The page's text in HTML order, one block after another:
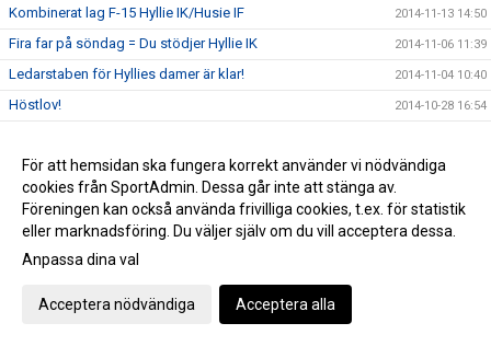
Kombinerat lag F-15 Hyllie IK/Husie IF 2014-11-13 14:50
Fira far på söndag = Du stödjer Hyllie IK 2014-11-06 11:39
Ledarstaben för Hyllies damer är klar! 2014-11-04 10:40
Höstlov! 2014-10-28 16:54
Följ vårt U19-lag i kvalet till SvFF U19-serie! 2014-10-24 11:47
Dragning Hyllielotteriet 2014 2014-10-20 13:12
Vinstnummer På MFF-bollen 2014-10-19 14:04
Inför höstlovet - REA hos Hotels.com
För att hemsidan ska fungera korrekt använder vi nödvändiga
cookies från SportAdmin. Dessa går inte att stänga av.
Föreningen kan också använda frivilliga cookies, t.ex. för statistik
eller marknadsföring. Du väljer själv om du vill acceptera dessa.
Anpassa dina val
Acceptera nödvändiga Acceptera alla